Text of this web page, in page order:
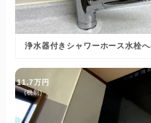
浄水器付きシャワーホース水栓
11.7万円
(税別)